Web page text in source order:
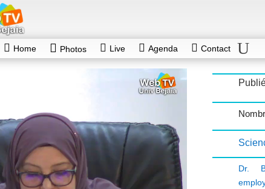
Home Photos Live Agenda Contact
Dr.